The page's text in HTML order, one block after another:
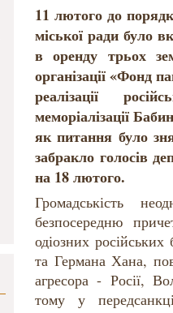
11 лютого до
міської ради було
в оренду трьох
організації «Фонд
реалізації
меморіалізації
як питання було
забракло голосів
на 18 лютого.
Громадськість
безпосередню
одіозних
та Германа Хана,
агресора - Росії,
тому у